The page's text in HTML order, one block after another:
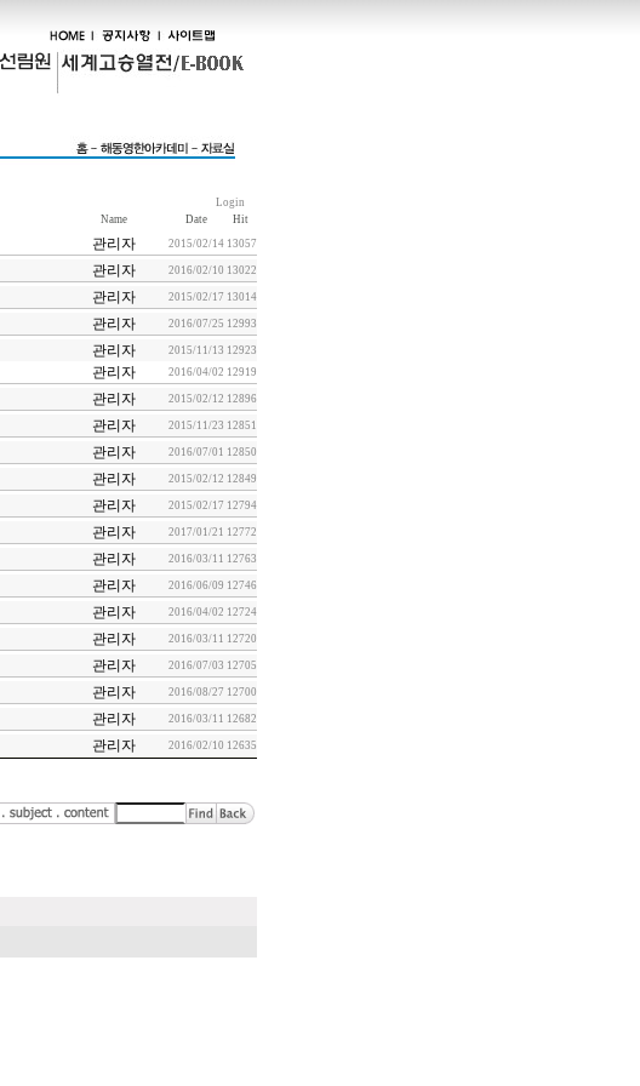
Login
Name Date
Hit
관리자 2015/02/14 13057
관리자 2016/02/10 13022
관리자 2015/02/17 13014
관리자 2016/07/25 12993
관리자 2015/11/13 12923
관리자 2016/04/02 12919
관리자 2015/02/12 12896
관리자 2015/11/23 12851
관리자 2016/07/01 12850
관리자 2015/02/12 12849
관리자 2015/02/17 12794
관리자 2017/01/21 12772
관리자 2016/03/11 12763
관리자 2016/06/09 12746
관리자 2016/04/02 12724
관리자 2016/03/11 12720
관리자 2016/07/03 12705
관리자 2016/08/27 12700
관리자 2016/03/11 12682
관리자 2016/02/10 12635